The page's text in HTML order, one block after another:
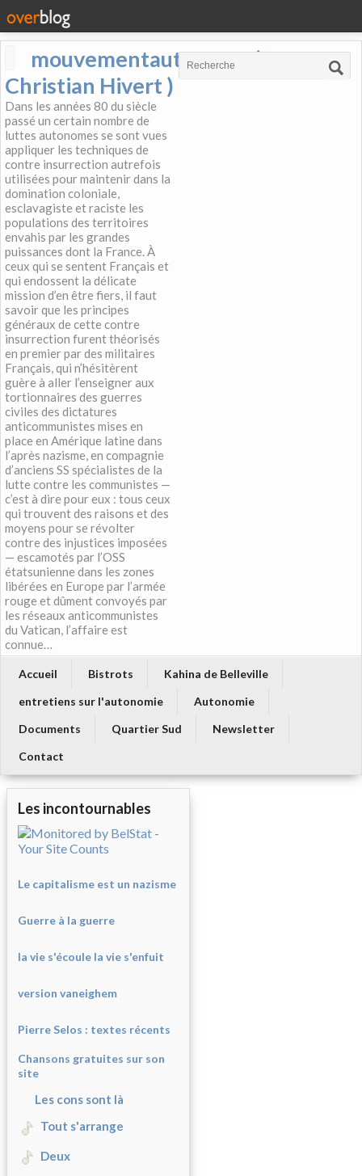
mouvementautonome (
Christian Hivert )
Dans les années 80 du siècle
passé un certain nombre de
luttes autonomes se sont vues
appliquer les techniques de
contre insurrection autrefois
utilisées pour maintenir dans la
domination coloniale,
esclavagiste et raciste les
populations des territoires
envahis par les grandes
puissances dont la France. À
ceux qui se sentent Français et
qui endossent la délicate
mission d’en être fiers, il faut
savoir que les principes
généraux de cette contre
insurrection furent théorisés
en premier par des militaires
Français, qui n’hésitèrent
guère à aller l’enseigner aux
tortionnaires des guerres
civiles des dictatures
anticommunistes mises en
place en Amérique latine dans
l’après nazisme, en compagnie
d’anciens SS spécialistes de la
lutte contre les communistes —
c’est à dire pour eux : tous ceux
qui trouvent des raisons et des
moyens pour se révolter
contre des injustices imposées
— escamotés par l’OSS
étatsunienne dans les zones
libérées en Europe par l’armée
rouge et dûment convoyés par
les réseaux anticommunistes
du Vatican, l’affaire est
connue…
Accueil Bistrots
Kahina de Belleville
entretiens sur l'autonomie
Autonomie
Documents
Quartier Sud
Newsletter
Contact
Les incontournables
Le capitalisme est un nazisme
Guerre à la guerre
la vie s'écoule la vie s'enfuit
version vaneighem
Pierre Selos : textes récents
Chansons gratuites sur son
site
Les cons sont là
Tout s'arrange
Deux